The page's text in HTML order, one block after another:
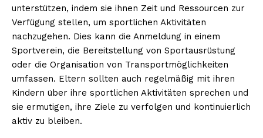
unterstützen, indem sie ihnen Zeit und Ressourcen zur
Verfügung stellen, um sportlichen Aktivitäten
nachzugehen. Dies kann die Anmeldung in einem
Sportverein, die Bereitstellung von Sportausrüstung
oder die Organisation von Transportmöglichkeiten
umfassen. Eltern sollten auch regelmäßig mit ihren
Kindern über ihre sportlichen Aktivitäten sprechen und
sie ermutigen, ihre Ziele zu verfolgen und kontinuierlich
aktiv zu bleiben.